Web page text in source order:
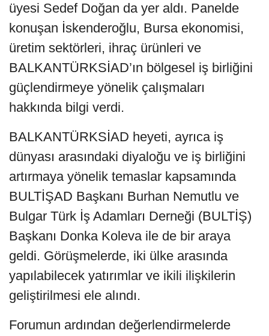
üyesi Sedef Doğan da yer aldı. Panelde
konuşan İskenderoğlu, Bursa ekonomisi,
üretim sektörleri, ihraç ürünleri ve
BALKANTÜRKSİAD’ın bölgesel iş birliğini
güçlendirmeye yönelik çalışmaları
hakkında bilgi verdi.
BALKANTÜRKSİAD heyeti, ayrıca iş
dünyası arasındaki diyaloğu ve iş birliğini
artırmaya yönelik temaslar kapsamında
BULTİŞAD Başkanı Burhan Nemutlu ve
Bulgar Türk İş Adamları Derneği (BULTİŞ)
Başkanı Donka Koleva ile de bir araya
geldi. Görüşmelerde, iki ülke arasında
yapılabilecek yatırımlar ve ikili ilişkilerin
geliştirilmesi ele alındı.
Forumun ardından değerlendirmelerde